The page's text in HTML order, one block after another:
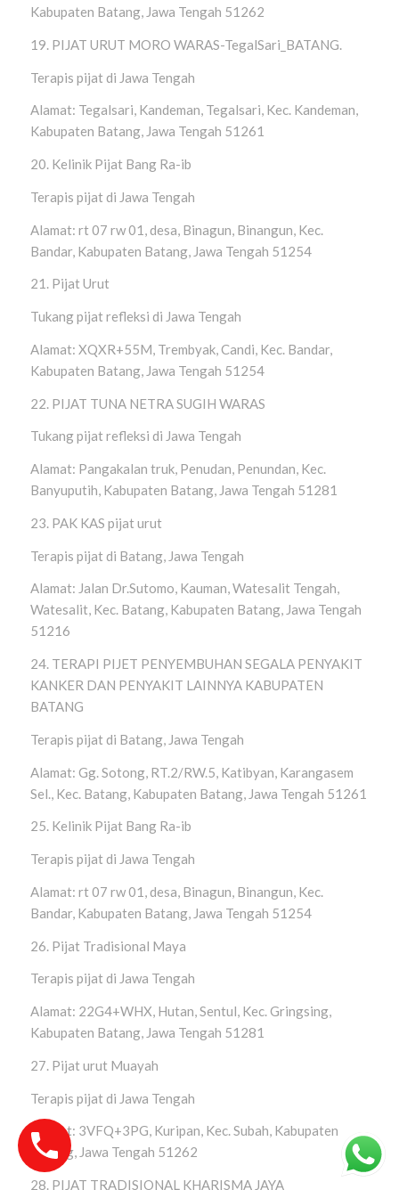
Kabupaten Batang, Jawa Tengah 51262
19. PIJAT URUT MORO WARAS-TegalSari_BATANG.
Terapis pijat di Jawa Tengah
Alamat: Tegalsari, Kandeman, Tegalsari, Kec. Kandeman,
Kabupaten Batang, Jawa Tengah 51261
20. Kelinik Pijat Bang Ra-ib
Terapis pijat di Jawa Tengah
Alamat: rt 07 rw 01, desa, Binagun, Binangun, Kec.
Bandar, Kabupaten Batang, Jawa Tengah 51254
21. Pijat Urut
Tukang pijat refleksi di Jawa Tengah
Alamat: XQXR+55M, Trembyak, Candi, Kec. Bandar,
Kabupaten Batang, Jawa Tengah 51254
22. PIJAT TUNA NETRA SUGIH WARAS
Tukang pijat refleksi di Jawa Tengah
Alamat: Pangakalan truk, Penudan, Penundan, Kec.
Banyuputih, Kabupaten Batang, Jawa Tengah 51281
23. PAK KAS pijat urut
Terapis pijat di Batang, Jawa Tengah
Alamat: Jalan Dr.Sutomo, Kauman, Watesalit Tengah,
Watesalit, Kec. Batang, Kabupaten Batang, Jawa Tengah
51216
24. TERAPI PIJET PENYEMBUHAN SEGALA PENYAKIT
KANKER DAN PENYAKIT LAINNYA KABUPATEN
BATANG
Terapis pijat di Batang, Jawa Tengah
Alamat: Gg. Sotong, RT.2/RW.5, Katibyan, Karangasem
Sel., Kec. Batang, Kabupaten Batang, Jawa Tengah 51261
25. Kelinik Pijat Bang Ra-ib
Terapis pijat di Jawa Tengah
Alamat: rt 07 rw 01, desa, Binagun, Binangun, Kec.
Bandar, Kabupaten Batang, Jawa Tengah 51254
26. Pijat Tradisional Maya
Terapis pijat di Jawa Tengah
Alamat: 22G4+WHX, Hutan, Sentul, Kec. Gringsing,
Kabupaten Batang, Jawa Tengah 51281
27. Pijat urut Muayah
Terapis pijat di Jawa Tengah
Alamat: 3VFQ+3PG, Kuripan, Kec. Subah, Kabupaten
Batang, Jawa Tengah 51262
28. PIJAT TRADISIONAL KHARISMA JAYA